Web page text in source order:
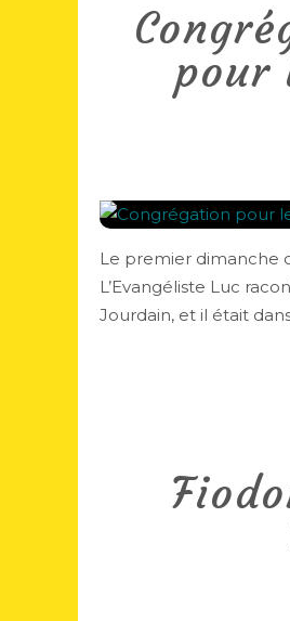
pour
Le premier dimanche
L’Evangéliste Luc
Jourdain, et il était